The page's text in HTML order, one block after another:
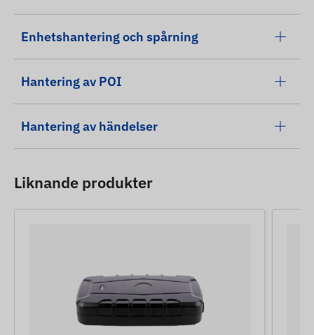
Enhetshantering och spårning
Hantering av POI
Hantering av händelser
Liknande produkter